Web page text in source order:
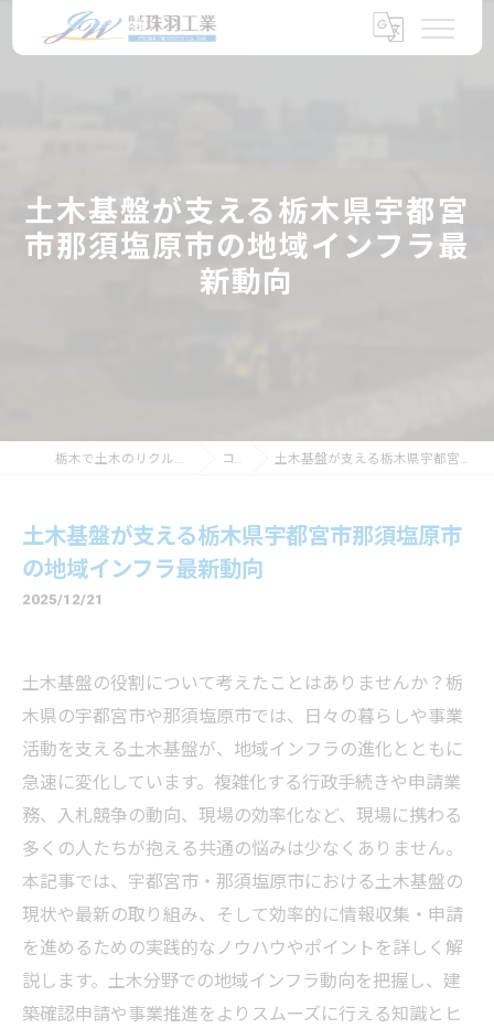
土木基盤が支える栃木県宇都宮
市那須塩原市の地域インフラ最
新動向
栃木で土木のリクルートなら株式会社珠羽工業 コラム 土木基盤が支える栃木県宇都宮市那須塩原市の地域インフラ最新動向
土木基盤が支える栃木県宇都宮市那須塩原市
の地域インフラ最新動向
2025/12/21
土木基盤の役割について考えたことはありませんか？栃
木県の宇都宮市や那須塩原市では、日々の暮らしや事業
活動を支える土木基盤が、地域インフラの進化とともに
急速に変化しています。複雑化する行政手続きや申請業
務、入札競争の動向、現場の効率化など、現場に携わる
多くの人たちが抱える共通の悩みは少なくありません。
本記事では、宇都宮市・那須塩原市における土木基盤の
現状や最新の取り組み、そして効率的に情報収集・申請
を進めるための実践的なノウハウやポイントを詳しく解
説します。土木分野での地域インフラ動向を把握し、建
築確認申請や事業推進をよりスムーズに行える知識とヒ